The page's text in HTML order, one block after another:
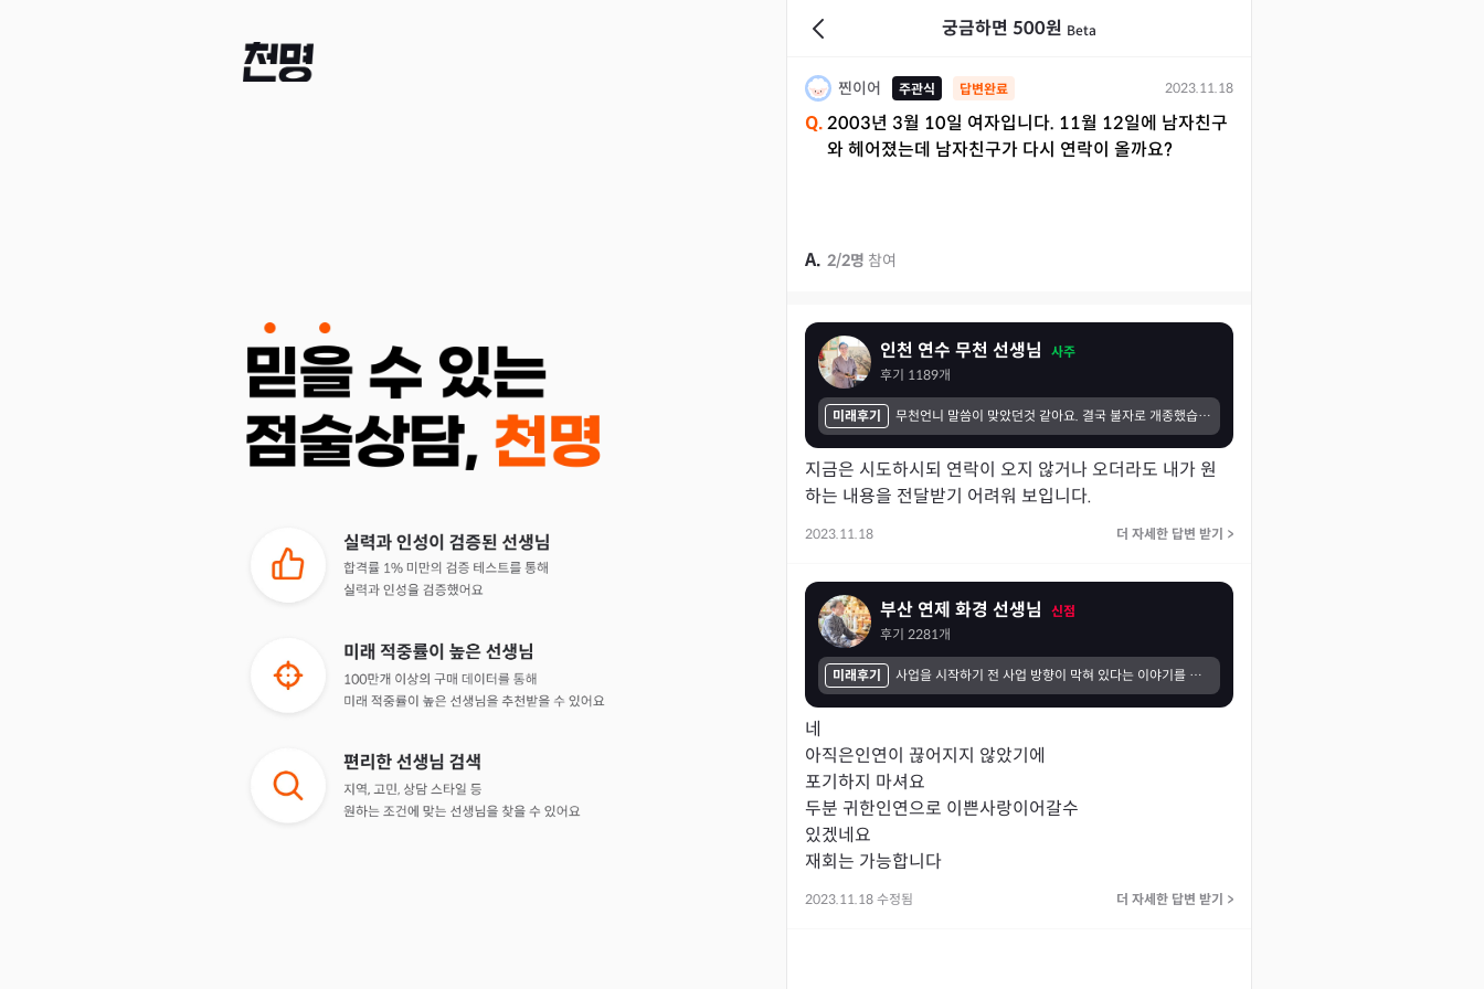
궁금하면 500원 Beta
찐이어 주관식 답변완료 2023.11.18
Q.2003년 3월 10일 여자입니다. 11월 12일에 남자친구
와 헤어졌는데 남자친구가 다시 연락이 올까요?
A. 2/2명 참여
인천 연수 무천 선생님
사주
후기 1189개
미래후기 무천언니 말씀이 맞았던것 같아요. 결국 불자로 개종했습니다. 불법승 삼보에 귀의하고나니 인생이 풀리기 시작합니다. 너무 힘든 인생을 살았습니다. 십자가가 나의 앞길을 막고 구설 시비를 불러들인다는 말이 맞았습니다. 나중에 직접 찾아봬옵겠습니다.
지금은 시도하시되 연락이 오지 않거나 오더라도 내가 원
하는 내용을 전달받기 어려워 보입니다.
2023.11.18 더 자세한 답변 받기 >
부산 연제 화경 선생님
신점
후기 2281개
미래후기 사업을 시작하기 전 사업 방향이 막혀 있다는 이야기를 듣고 계속 마음에 걸렸습니다. 그래서 형편이 넉넉하지 않았지만 없는 돈을 아껴가며 사업이 잘되기를 바라는 마음으로 여러 방향에서 기도를 부탁드렸습니다. 시간이 지나면서 신기하게도 조금씩 변화가 생기기 시작했습니다. 생각보다 먼 지역에서도 찾아와 주시는 분들이 생겼고, 소개를 통해 문의도 꾸준히 이어졌습니다. 아직 더 성장해야 할 부분은 많지만 예전처럼 막막하기보다는 길이 하나씩 열리고 있다는 느낌을 받고 있습니다. 덕분에 마음도 한결 편안해졌고, 앞으로도 초심을 잃지 않고 성실하게 운영해 더 많은 분들에게 좋은 교육을 전할 수 있도록 노력하겠습니다.
네
아직은인연이 끊어지지 않았기에
포기하지 마셔요
두분 귀한인연으로 이쁜사랑이어갈수
있겠네요
재회는 가능합니다
2023.11.18 수정됨 더 자세한 답변 받기 >